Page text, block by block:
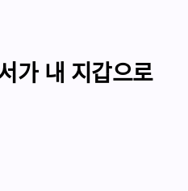
가내 지갑으로